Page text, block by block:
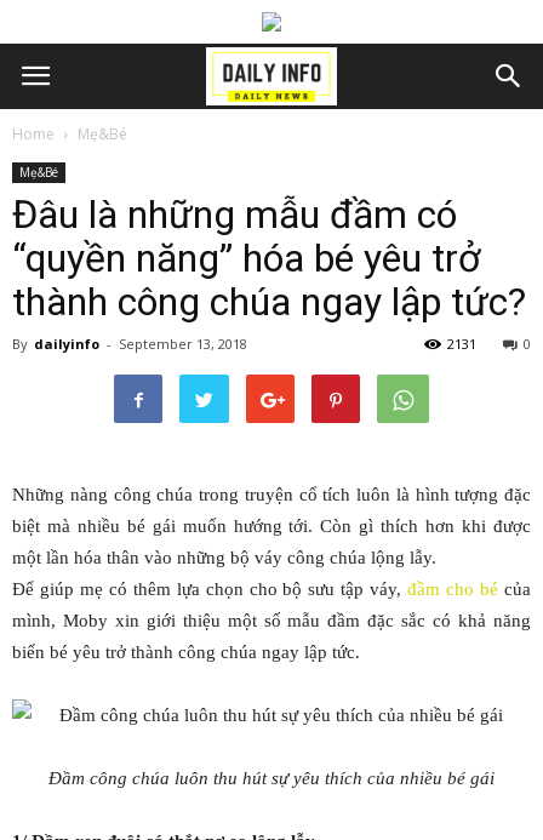
Home Mẹ&Bé
Mẹ&Bé
Đâu là những mẫu đầm có
“quyền năng” hóa bé yêu trở
thành công chúa ngay lập tức?
By dailyinfo - September 13, 2018 0
2131
Những nàng công chúa trong truyện cổ tích luôn là hình tượng đặc
biệt mà nhiều bé gái muốn hướng tới. Còn gì thích hơn khi được
một lần hóa thân vào những bộ váy công chúa lộng lẫy.
Để giúp mẹ có thêm lựa chọn cho bộ sưu tập váy,đầm cho bé của
mình, Moby xin giới thiệu một số mẫu đầm đặc sắc có khả năng
biến bé yêu trở thành công chúa ngay lập tức.
Đầm công chúa luôn thu hút sự yêu thích của nhiều bé gái